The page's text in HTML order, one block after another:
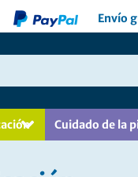
Envío
Cuidado de la